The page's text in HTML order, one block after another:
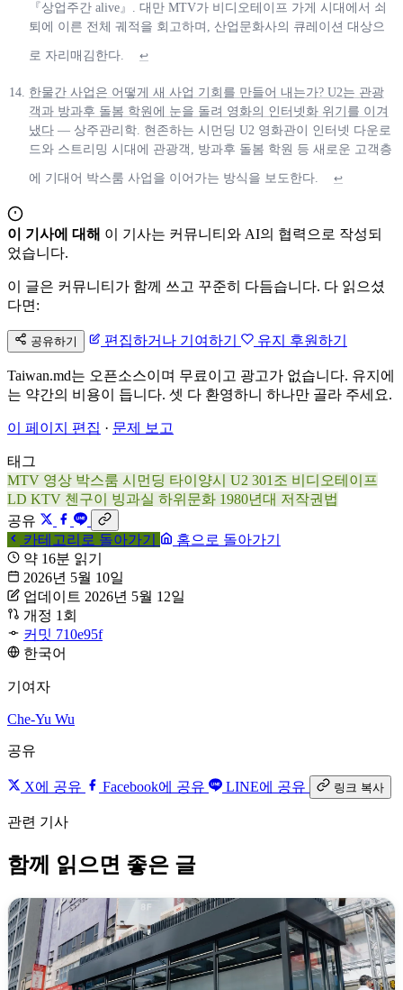
『상업주간 alive』. 대만 MTV가 비디오테이프 가게 시대에서 쇠
퇴에 이른 전체 궤적을 회고하며, 산업문화사의 큐레이션 대상으
로 자리매김한다. ↩
한물간 사업은 어떻게 새 사업 기회를 만들어 내는가? U2는 관광
객과 방과후 돌봄 학원에 눈을 돌려 영화의 인터넷화 위기를 이겨
냈다 — 상주관리학. 현존하는 시먼딩 U2 영화관이 인터넷 다운로
드와 스트리밍 시대에 관광객, 방과후 돌봄 학원 등 새로운 고객층
에 기대어 박스룸 사업을 이어가는 방식을 보도한다. ↩
이 기사에 대해 이 기사는 커뮤니티와 AI의 협력으로 작성되
었습니다.
이 글은 커뮤니티가 함께 쓰고 꾸준히 다듬습니다. 다 읽으셨
다면:
공유하기 편집하거나 기여하기 유지 후원하기
Taiwan.md는 오픈소스이며 무료이고 광고가 없습니다. 유지에
는 약간의 비용이 듭니다. 셋 다 환영하니 하나만 골라 주세요.
이 페이지 편집 · 문제 보고
태그
MTV 영상 박스룸 시먼딩 타이양시 U2 301조 비디오테이프
LD KTV 첸구이 빙과실 하위문화 1980년대 저작권법
공유
카테고리로 돌아가기
홈으로 돌아가기
약 16분 읽기
2026년 5월 10일
업데이트 2026년 5월 12일
개정 1회
커밋 710e95f
한국어
기여자
Che-Yu Wu
공유
X에 공유 Facebook에 공유 LINE에 공유 링크 복사
관련 기사
함께 읽으면 좋은 글